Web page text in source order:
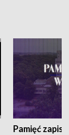
Pamięć